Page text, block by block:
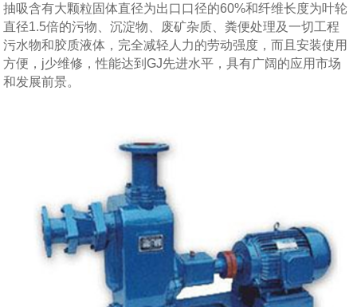
抽吸含有大颗粒固体直径为出口口径的60%和纤维长度为叶轮
直径1.5倍的污物、沉淀物、废矿杂质、粪便处理及一切工程
污水物和胶质液体，完全减轻人力的劳动强度，而且安装使用
方便，j少维修，性能达到GJ先进水平，具有广阔的应用市场
和发展前景。